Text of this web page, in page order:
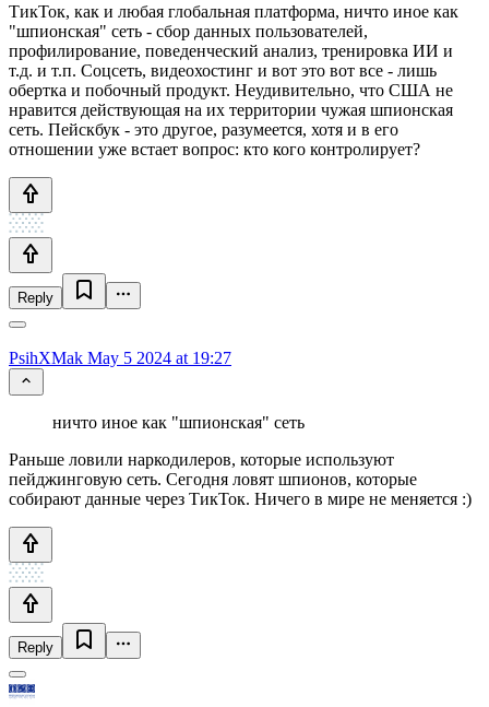
ТикТок, как и любая глобальная платформа, ничто иное как
"шпионская" сеть - сбор данных пользователей,
профилирование, поведенческий анализ, тренировка ИИ и
т.д. и т.п. Соцсеть, видеохостинг и вот это вот все - лишь
обертка и побочный продукт. Неудивительно, что США не
нравится действующая на их территории чужая шпионская
сеть. Пейскбук - это другое, разумеется, хотя и в его
отношении уже встает вопрос: кто кого контролирует?
Reply
PsihXMak May 5 2024 at 19:27
ничто иное как "шпионская" сеть
Раньше ловили наркодилеров, которые используют
пейджинговую сеть. Сегодня ловят шпионов, которые
собирают данные через ТикТок. Ничего в мире не меняется :)
Reply